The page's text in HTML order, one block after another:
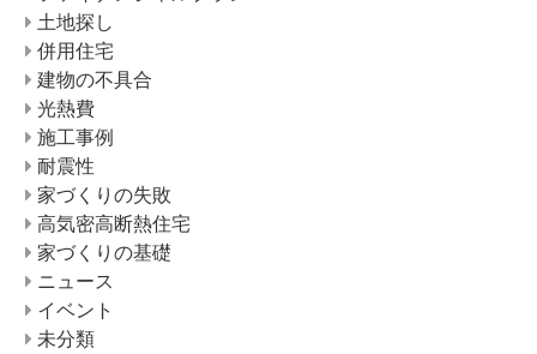
土地探し
併用住宅
建物の不具合
光熱費
施工事例
耐震性
家づくりの失敗
高気密高断熱住宅
家づくりの基礎
ニュース
イベント
未分類